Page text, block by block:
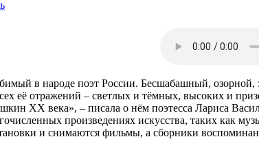
в народе поэт России. Бесшабашный, озорной,
её отражений – светлых и тёмных, высоких и
XX века», – писала о нём поэтесса Лариса
произведениях искусства, таких как
и снимаются фильмы, а сборники